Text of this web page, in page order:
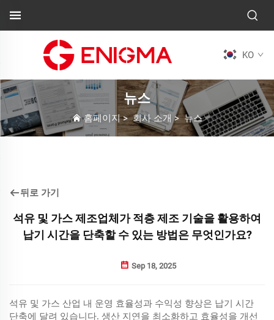
KO
뉴스
홈페이지>회사 소개 >뉴스
뒤로 가기
석유 및 가스 제조업체가 적층 제조 기술을 활용하여
납기 시간을 단축할 수 있는 방법은 무엇인가요?
Sep 18, 2025
석유 및 가스 산업 내 운영 효율성과 수익성 향상은 납기 시간
단축에 달려 있습니다. 생산 지연을 최소화하고 효율성을 개선